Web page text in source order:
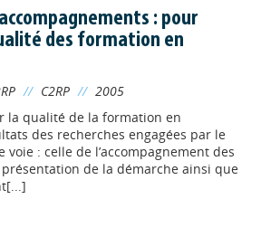
: pour
des formation en
// C2RP // 2005
la qualité de la formation en
des recherches engagées par le
voie : celle de l’accompagnement des
de la démarche ainsi que